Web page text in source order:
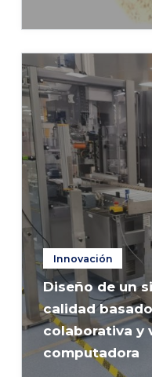
Innovación
Diseño de un
calidad
colaborativa y
computadora